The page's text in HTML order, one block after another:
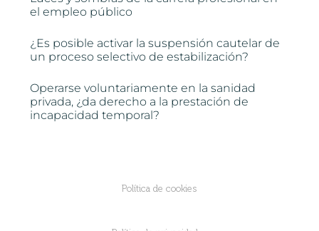
el empleo público
¿Es posible activar la suspensión cautelar de
un proceso selectivo de estabilización?
Operarse voluntariamente en la sanidad
privada, ¿da derecho a la prestación de
incapacidad temporal?
Política de cookies